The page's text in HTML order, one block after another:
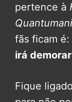
pertence à
fãs ficam é:
irá
Fique